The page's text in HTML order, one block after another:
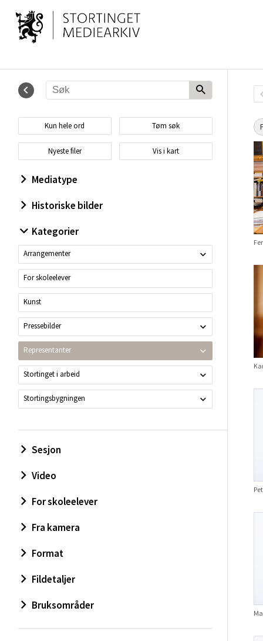
Kun hele ord Tøm søk
Nyeste filer Vis i kart
Mediatype
Historiske bilder
Kategorier
Arrangementer
For skoleelever
Kunst
Pressebilder
Representanter
Stortinget i arbeid
Stortingsbygningen
Sesjon
Video
For skoleelever
Fra kamera
Format
Fildetaljer
Bruksområder